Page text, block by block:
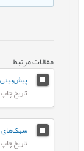
مقالات مرتبط
تاریخ چاپ: 1405/03/04
تاریخ چاپ: 1405/03/04